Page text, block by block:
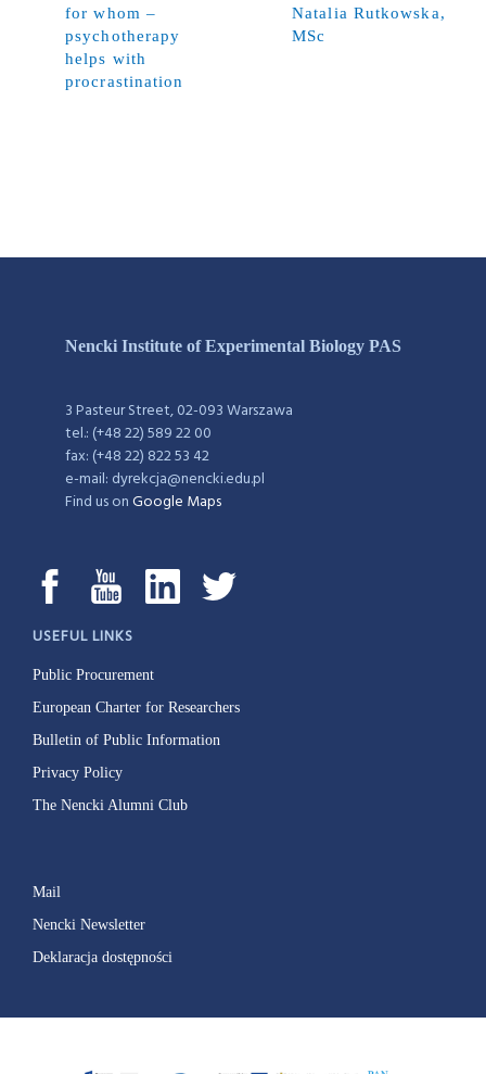
for whom –
psychotherapy
helps with
procrastination
Natalia Rutkowska,
MSc
Nencki Institute of Experimental Biology PAS
3 Pasteur Street, 02-093 Warszawa
tel.: (+48 22) 589 22 00
fax: (+48 22) 822 53 42
e-mail: dyrekcja@nencki.edu.pl
Find us onGoogle Maps
USEFUL LINKS
Public Procurement
European Charter for Researchers
Bulletin of Public Information
Privacy Policy
The Nencki Alumni Club
Mail
Nencki Newsletter
Deklaracja dostępności